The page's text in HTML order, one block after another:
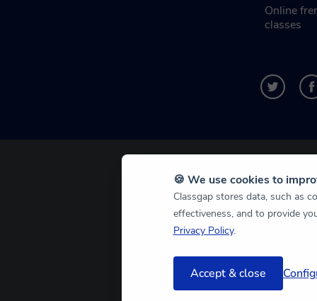
Online
classes
🍪 We use cookies to
Classgap stores data, such as
effectiveness, and to provide
Privacy Policy.
Accept & close